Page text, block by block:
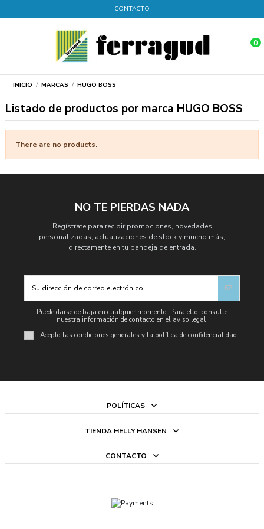
CONTACTO
0
INICIO MARCAS HUGO BOSS
Listado de productos por marca HUGO BOSS
There are no products.
NO TE PIERDAS NADA
Regístrate para recibir promociones, novedades
personalizadas, actualizaciones de stock y mucho más,
directamente en tu bandeja de entrada.
Puede darse de baja en cualquier momento. Para ello, consulte
nuestra información de contacto en el aviso legal.
Acepto las condiciones generales y la política de confidencialidad
POLÍTICAS
TIENDA HELLY HANSEN
CONTACTO